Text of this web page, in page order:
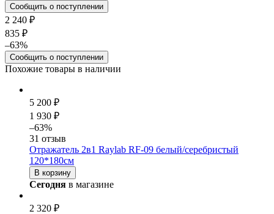
Сообщить о поступлении
2 240 ₽
835 ₽
–63%
Сообщить о поступлении
Похожие товары в наличии
5 200 ₽
1 930 ₽
–63%
31 отзыв
Отражатель 2в1 Raylab RF-09 белый/серебристый
120*180см
В корзину
Сегодня в магазине
2 320 ₽